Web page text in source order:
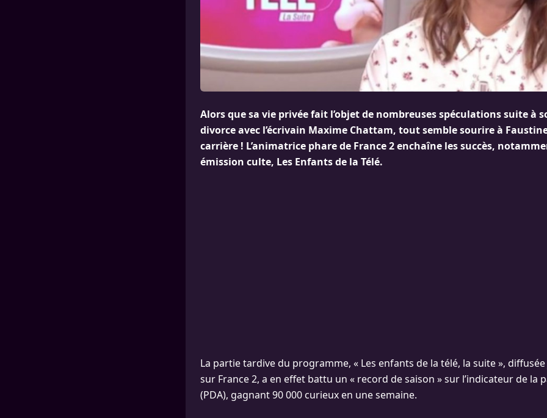
Alors que sa vie privée fait l’objet de nombreuses spéculations suite à
divorce avec l’écrivain Maxime Chattam, tout semble sourire à
carrière ! L’animatrice phare de France 2 enchaîne les succès,
émission culte, Les Enfants de la Télé.
La partie tardive du programme, « Les enfants de la télé, la suite », diffusée
sur France 2, a en effet battu un « record de saison » sur l’indicateur de la
(PDA), gagnant 90 000 curieux en une semaine.